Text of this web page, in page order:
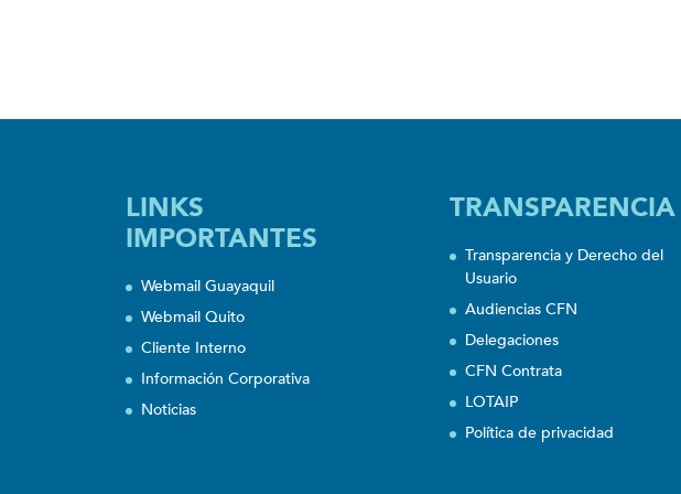
LINKS
IMPORTANTES
Webmail Guayaquil
Webmail Quito
Cliente Interno
Información Corporativa
Noticias
TRANSPARENCIA
Transparencia y Derecho del
Usuario
Audiencias CFN
Delegaciones
CFN Contrata
LOTAIP
Política de privacidad